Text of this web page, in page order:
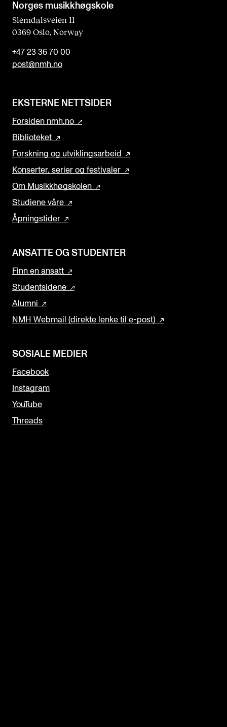
Norges musikk­høgskole
Slemdalsveien 11
0369 Oslo, Norway
+47 23 36 70 00
post@nmh.no
EKSTERNE NETTSIDER
Forsiden nmh.no
Biblioteket
Forskning og utviklingsarbeid
Konserter, serier og festivaler
Om Musikkhøgskolen
Studiene våre
Åpningstider
ANSATTE OG STUDENTER
Finn en ansatt
Studentsidene
Alumni
NMH Webmail (direkte lenke til e-post)
SOSIALE MEDIER
Facebook
Instagram
YouTube
Threads